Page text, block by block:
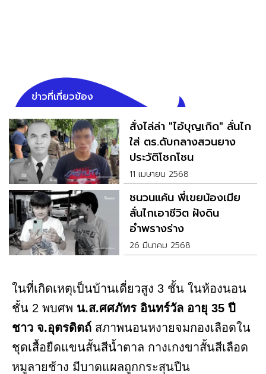
ข่าวที่เกี่ยวข้อง
สั่งไล่ล่า "ไอ้บุญเกิด" ลั่นไก
ใส่ ตร.ดับกลางสวนยาง
ประวัติโชกโชน
11 เมษายน 2568
ชนวนแค้น พี่เขยน้องเมีย
ลั่นไกเอาชีวิต ฝังดิน
อำพรางร่าง
26 มีนาคม 2568
ในที่เกิดเหตุเป็นบ้านเดี่ยวสูง 3 ชั้น ในห้องนอน
ชั้น 2 พบศพ น.ส.ศศภัทร อินทร์วัล อายุ 35 ปี
ชาว จ.อุตรดิตถ์ สภาพนอนหงายจมกองเลือดใน
ชุดเสื้อยืดแขนสั้นสีน้ำตาล กางเกงขาสั้นสีเลือด
หมูลายช้าง มีบาดแผลถูกกระสุนปืน